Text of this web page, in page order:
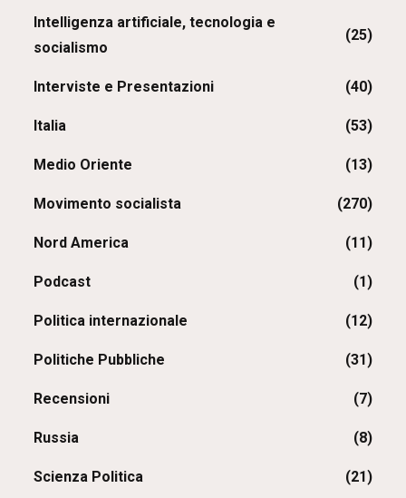
Intelligenza artificiale, tecnologia e
socialismo
(25)
Interviste e Presentazioni (40)
Italia (53)
Medio Oriente (13)
Movimento socialista (270)
Nord America (11)
Podcast (1)
Politica internazionale (12)
Politiche Pubbliche (31)
Recensioni (7)
Russia (8)
Scienza Politica (21)